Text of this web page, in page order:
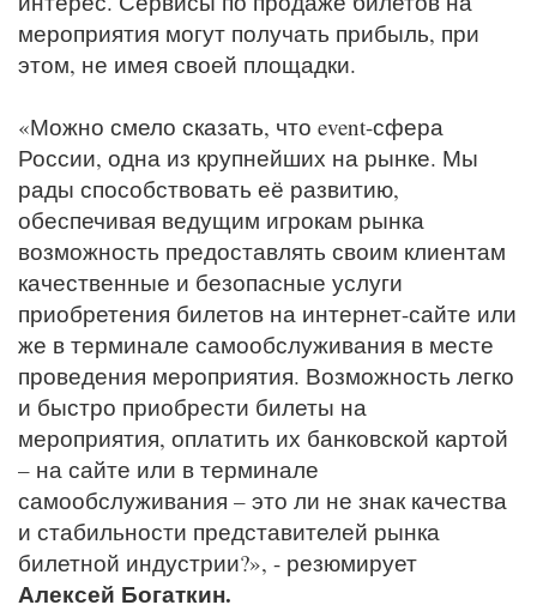
мероприятия могут получать прибыль, при
этом, не имея своей площадки.
«Можно смело сказать, что event-сфера
России, одна из крупнейших на рынке. Мы
рады способствовать её развитию,
обеспечивая ведущим игрокам рынка
возможность предоставлять своим клиентам
качественные и безопасные услуги
приобретения билетов на интернет-сайте или
же в терминале самообслуживания в месте
проведения мероприятия. Возможность легко
и быстро приобрести билеты на
мероприятия, оплатить их банковской картой
– на сайте или в терминале
самообслуживания – это ли не знак качества
и стабильности представителей рынка
билетной индустрии?», - резюмирует
Алексей Богаткин.